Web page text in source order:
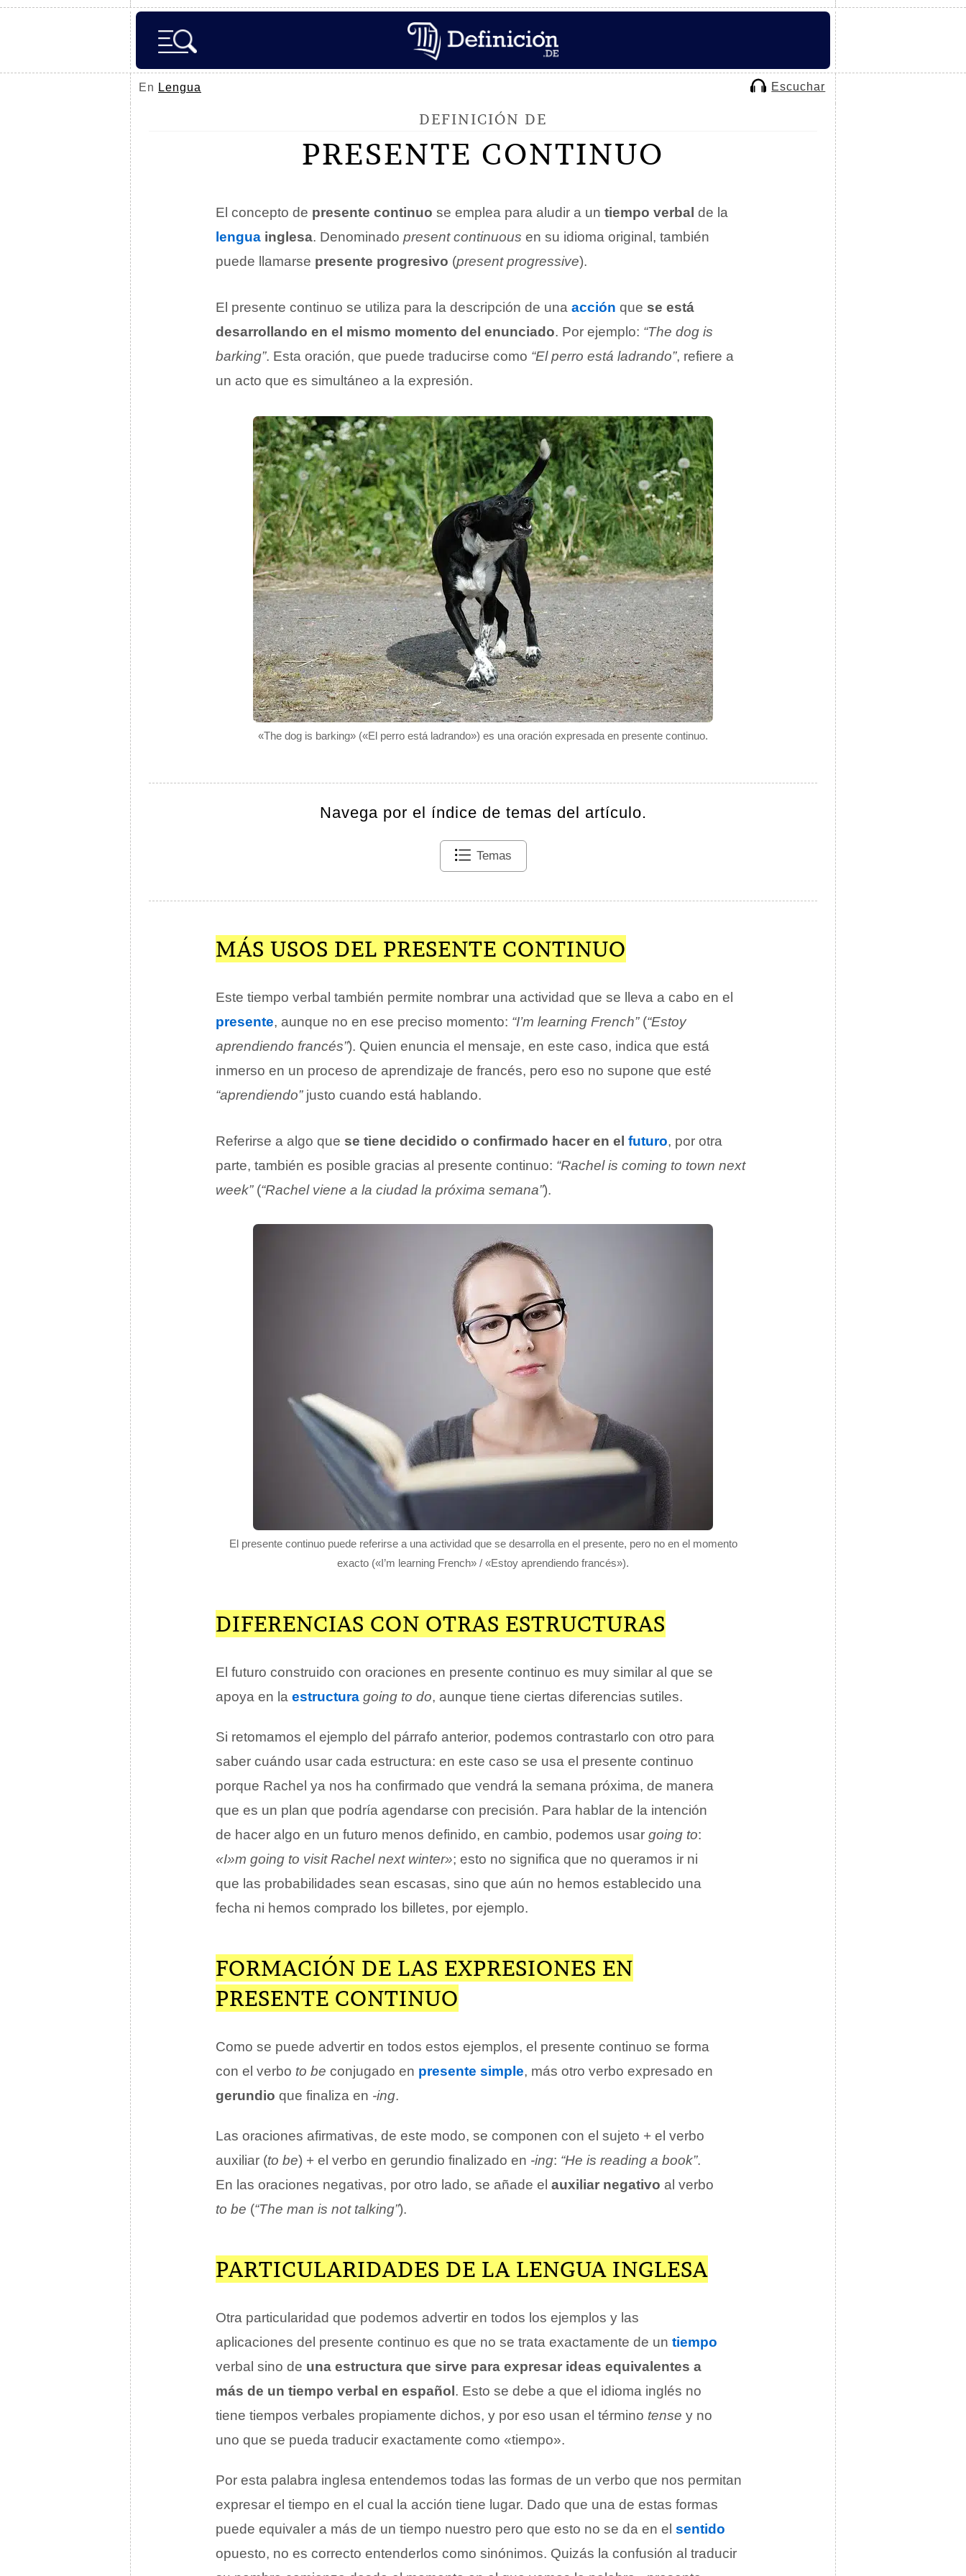
En Lengua Escuchar
DEFINICIÓN DE
PRESENTE CONTINUO
«The dog is barking» («El perro está ladrando») es una oración expresada en presente continuo.
El concepto de presente continuo se emplea para aludir a un tiempo verbal de la
lengua inglesa. Denominado present continuous en su idioma original, también
puede llamarse presente progresivo (present progressive).
El presente continuo se utiliza para la descripción de una acción que se está
desarrollando en el mismo momento del enunciado. Por ejemplo: “The dog is
barking”. Esta oración, que puede traducirse como “El perro está ladrando”, refiere a
un acto que es simultáneo a la expresión.
Navega por el índice de temas del artículo.
Temas
MÁS USOS DEL PRESENTE CONTINUO
Este tiempo verbal también permite nombrar una actividad que se lleva a cabo en el
presente, aunque no en ese preciso momento: “I’m learning French”(“Estoy
aprendiendo francés”). Quien enuncia el mensaje, en este caso, indica que está
inmerso en un proceso de aprendizaje de francés, pero eso no supone que esté
“aprendiendo”justo cuando está hablando.
Referirse a algo que se tiene decidido o confirmado hacer en el futuro, por otra
parte, también es posible gracias al presente continuo: “Rachel is coming to town next
week”(“Rachel viene a la ciudad la próxima semana”).
El presente continuo puede referirse a una actividad que se desarrolla en el presente, pero no en el momento
exacto («I’m learning French» / «Estoy aprendiendo francés»).
DIFERENCIAS CON OTRAS ESTRUCTURAS
El futuro construido con oraciones en presente continuo es muy similar al que se
apoya en la estructura going to do, aunque tiene ciertas diferencias sutiles.
Si retomamos el ejemplo del párrafo anterior, podemos contrastarlo con otro para
saber cuándo usar cada estructura: en este caso se usa el presente continuo
porque Rachel ya nos ha confirmado que vendrá la semana próxima, de manera
que es un plan que podría agendarse con precisión. Para hablar de la intención
de hacer algo en un futuro menos definido, en cambio, podemos usar going to:
«I»m going to visit Rachel next winter»; esto no significa que no queramos ir ni
que las probabilidades sean escasas, sino que aún no hemos establecido una
fecha ni hemos comprado los billetes, por ejemplo.
FORMACIÓN DE LAS EXPRESIONES EN
PRESENTE CONTINUO
Como se puede advertir en todos estos ejemplos, el presente continuo se forma
con el verbo to be conjugado en presente simple, más otro verbo expresado en
gerundio que finaliza en -ing.
Las oraciones afirmativas, de este modo, se componen con el sujeto + el verbo
auxiliar (to be) + el verbo en gerundio finalizado en -ing: “He is reading a book”.
En las oraciones negativas, por otro lado, se añade el auxiliar negativo al verbo
to be (“The man is not talking”).
PARTICULARIDADES DE LA LENGUA INGLESA
Otra particularidad que podemos advertir en todos los ejemplos y las
aplicaciones del presente continuo es que no se trata exactamente de un tiempo
verbal sino de una estructura que sirve para expresar ideas equivalentes a
más de un tiempo verbal en español . Esto se debe a que el idioma inglés no
tiene tiempos verbales propiamente dichos, y por eso usan el término tense y no
uno que se pueda traducir exactamente como «tiempo».
Por esta palabra inglesa entendemos todas las formas de un verbo que nos permitan
expresar el tiempo en el cual la acción tiene lugar. Dado que una de estas formas
puede equivaler a más de un tiempo nuestro pero que esto no se da en el sentido
opuesto, no es correcto entenderlos como sinónimos. Quizás la confusión al traducir